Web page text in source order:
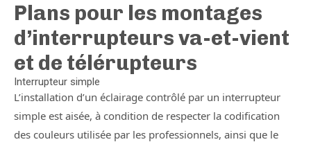
Plans pour les montages
d’interrupteurs va-et-vient
et de télérupteurs
Interrupteur simple
L’installation d’un éclairage contrôlé par un interrupteur
simple est aisée, à condition de respecter la codification
des couleurs utilisée par les professionnels, ainsi que le